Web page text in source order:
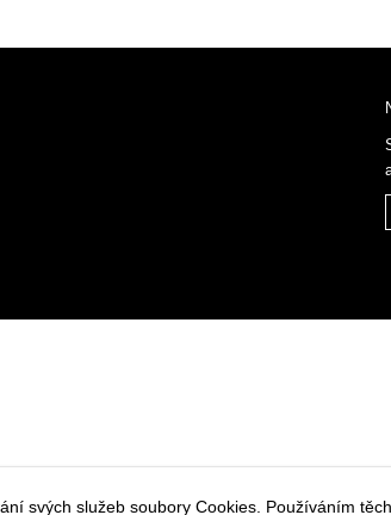
svých služeb soubory Cookies. Používáním